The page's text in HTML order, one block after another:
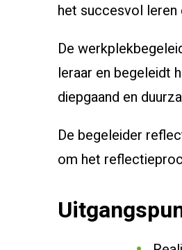
het succesvol leren
De
leraar en begeleidt
diepgaand en
De begeleider
om het